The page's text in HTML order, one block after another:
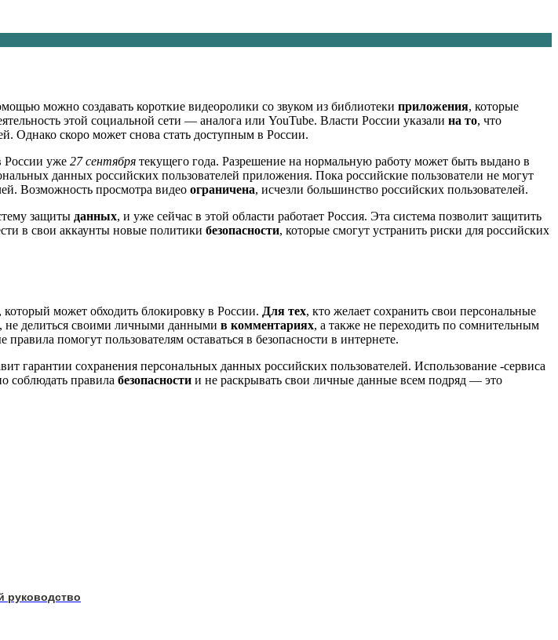
можно создавать короткие видеоролики со звуком из библиотеки приложения, которые
этой социальной сети — аналога или YouTube. Власти России указали на то, что
Однако скоро может снова стать доступным в России.
России уже 27 сентября текущего года. Разрешение на нормальную работу может быть выдано в
данных российских пользователей приложения. Пока российские пользователи не могут
Возможность просмотра видео ограничена, исчезли большинство российских пользователей.
защиты данных, и уже сейчас в этой области работает Россия. Эта система позволит защитить
в свои аккаунты новые политики безопасности, которые смогут устранить риски для российских
, который может обходить блокировку в России. Для тех, кто желает сохранить свои персональные
, не делиться своими личными данными в комментариях, а также не переходить по сомнительным
правила помогут пользователям оставаться в безопасности в интернете.
гарантии сохранения персональных данных российских пользователей. Использование -сервиса
соблюдать правила безопасности и не раскрывать свои личные данные всем подряд — это
руководство